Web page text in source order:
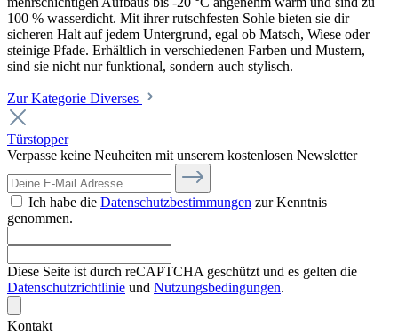
100 % wasserdicht. Mit ihrer rutschfesten Sohle bieten sie dir
sicheren Halt auf jedem Untergrund, egal ob Matsch, Wiese oder
steinige Pfade. Erhältlich in verschiedenen Farben und Mustern,
sind sie nicht nur funktional, sondern auch stylisch.
Zur Kategorie Diverses
Türstopper
Verpasse keine Neuheiten mit unserem kostenlosen Newsletter
Ich habe die Datenschutzbestimmungen zur Kenntnis
genommen.
Diese Seite ist durch reCAPTCHA geschützt und es gelten die
Datenschutzrichtlinie und Nutzungsbedingungen.
Kontakt